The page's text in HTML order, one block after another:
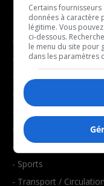
- Affaires municipales
- Communauté / Social
- Culture
- Économie
- Éducation
- Environnement
- Faits divers
- Santé et bien-être
- Sports
- Transport / Circulation
Certains
données à caractère
légitime. Vous
ci-dessous.
le menu du site pour
dans les paramètres